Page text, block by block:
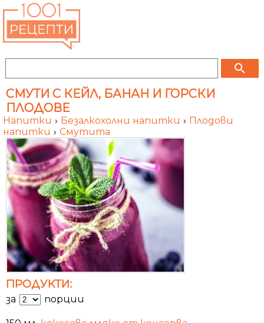
search
СМУТИ С КЕЙЛ, БАНАН И ГОРСКИ
ПЛОДОВЕ
Напитки › Безалкохолни напитки › Плодови
напитки › Смутита
ПРОДУКТИ:
за порции